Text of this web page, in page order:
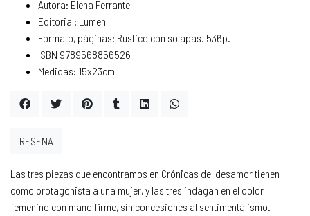
Autora: Elena Ferrante
Editorial: Lumen
Formato, páginas: Rústico con solapas. 536p.
ISBN 9789568856526
Medidas: 15x23cm
Las tres piezas que encontramos en Crónicas del desamor tienen
como protagonista a una mujer, y las tres indagan en el dolor
femenino con mano firme, sin concesiones al sentimentalismo.
RESEÑA